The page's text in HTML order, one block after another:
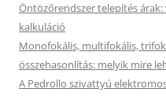
Öntözőrendszer telepítés
kalkuláció
Monofokális, multifokális,
összehasonlítás: melyik mire
A Pedrollo szivattyú